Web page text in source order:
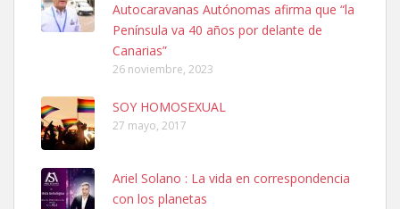
calle, se perdió por la zon...
Leales.org » Gran Canaria
6.7.2025
Adopcion
Busco casa de acogida para mi perrita ya que por temas de trabajo
Autocaravanas Autónomas afirma que “la
Península va 40 años por delante de
Canarias”
26 noviembre, 2023
SOY HOMOSEXUAL
27 mayo, 2017
Ariel Solano : La vida en correspondencia
con los planetas